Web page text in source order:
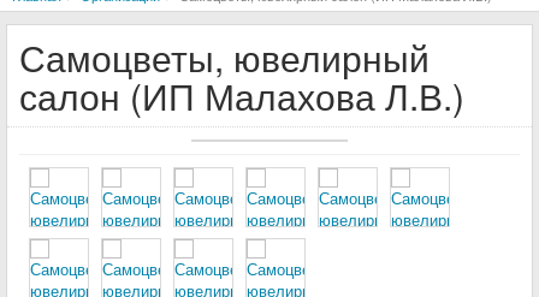
Самоцветы, ювелирный
салон (ИП Малахова Л.В.)